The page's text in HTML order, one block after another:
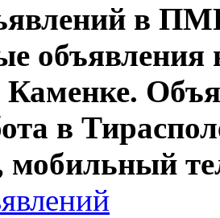
в
объявления
в
мобильный